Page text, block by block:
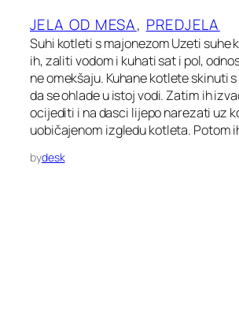
JELA OD MESA, PREDJELA
Suhi kotleti s majonezom Uzeti suhe
ih, zaliti vodom i kuhati sat i pol,
ne omekšaju. Kuhane kotlete skinuti
da se ohlade u istoj vodi. Zatim ih
ocijediti i na dasci lijepo narezati uz
uobičajenom izgledu kotleta. Potom
bydesk